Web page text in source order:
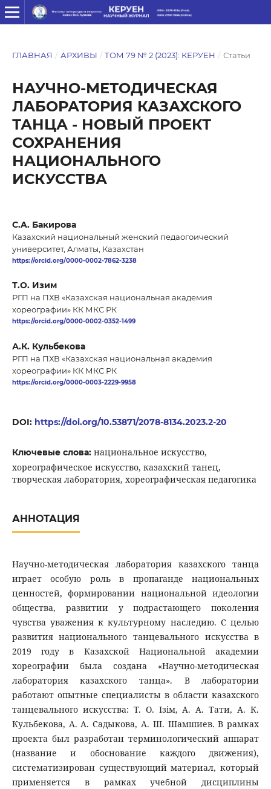
ГЛАВНАЯ / АРХИВЫ / ТОМ 79 № 2 (2023): КЕРУЕН / Статьи
НАУЧНО-МЕТОДИЧЕСКАЯ
ЛАБОРАТОРИЯ КАЗАХСКОГО
ТАНЦА - НОВЫЙ ПРОЕКТ
СОХРАНЕНИЯ
НАЦИОНАЛЬНОГО
ИСКУССТВА
С.A. Бакирова
Казахский национальный женский педаогоический
университет, Алматы, Казахстан
https://orcid.org/0000-0002-7862-3238
Т.О. Изим
РГП на ПХВ «Казахская национальная академия
хореографии» КК МКС РК
https://orcid.org/0000-0002-0352-1499
А.К. Кульбекова
РГП на ПХВ «Казахская национальная академия
хореографии» КК МКС РК
https://orcid.org/0000-0003-2229-9958
DOI: https://doi.org/10.53871/2078-8134.2023.2-20
Ключевые слова: национальное искусство,
хореографическое искусство, казахский танец,
творческая лаборатория, хореографическая педагогика
АННОТАЦИЯ
Научно-методическая лаборатория казахского танца
играет особую роль в пропаганде национальных
ценностей, формировании национальной идеологии
общества, развитии у подрастающего поколения
чувства уважения к культурному наследию. С целью
развития национального танцевального искусства в
2019 году в Казахской Национальной академии
хореографии была создана «Научно-методическая
лаборатория казахского танца». В лаборатории
работают опытные специалисты в области казахского
танцевального искусства: Т. О. Ізім, А. А. Тати, А. К.
Кульбекова, А. А. Садыкова, А. Ш. Шамшиев. В рамках
проекта был разработан терминологический аппарат
(название и обоснование каждого движения),
систематизирован существующий материал, который
применяется в рамках учебной дисциплины